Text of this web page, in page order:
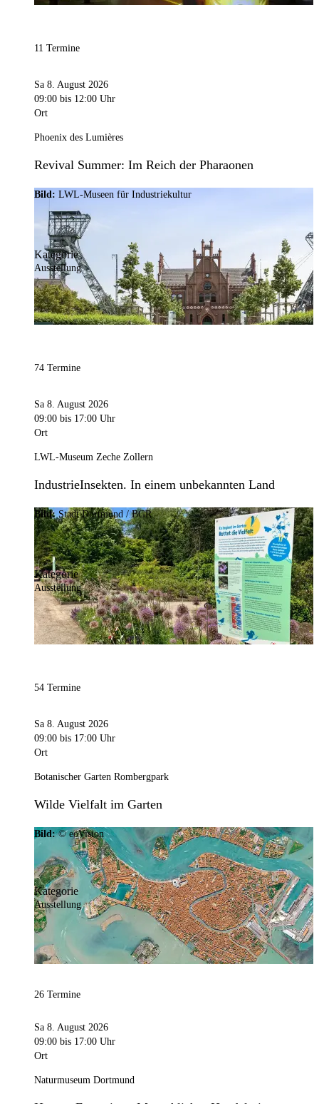
11 Termine
Sa 8. August 2026
09:00 bis 12:00 Uhr
Ort
Phoenix des Lumières
Revival Summer: Im Reich der Pharaonen
Bild: LWL-Museen für Industriekultur
Kategorie
Ausstellung
74 Termine
Sa 8. August 2026
09:00 bis 17:00 Uhr
Ort
LWL-Museum Zeche Zollern
IndustrieInsekten. In einem unbekannten Land
Bild: Stadt Dortmund / BGR
Kategorie
Ausstellung
54 Termine
Sa 8. August 2026
09:00 bis 17:00 Uhr
Ort
Botanischer Garten Rombergpark
Wilde Vielfalt im Garten
Bild:© eoVision
Kategorie
Ausstellung
26 Termine
Sa 8. August 2026
09:00 bis 17:00 Uhr
Ort
Naturmuseum Dortmund